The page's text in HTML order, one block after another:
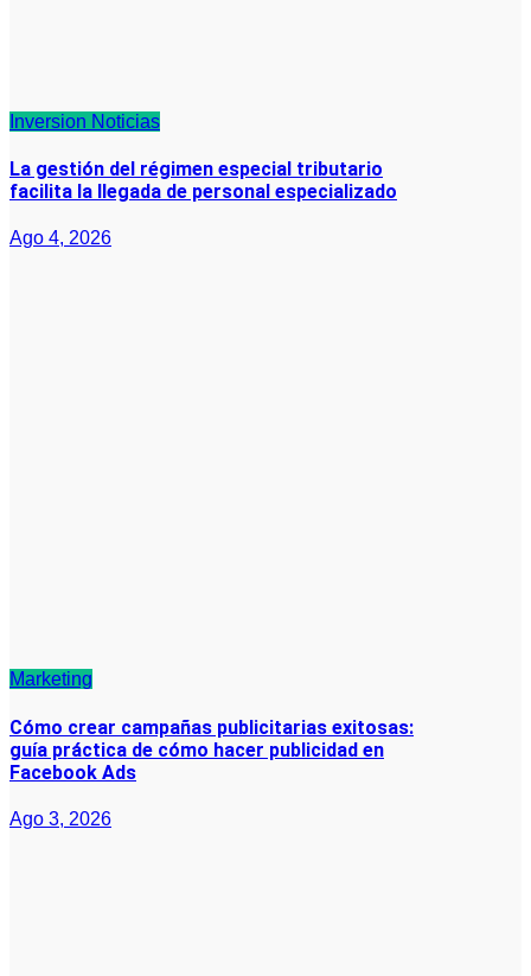
Inversion Noticias
La gestión del régimen especial tributario
facilita la llegada de personal especializado
Ago 4, 2026
Marketing
Cómo crear campañas publicitarias exitosas:
guía práctica de cómo hacer publicidad en
Facebook Ads
Ago 3, 2026